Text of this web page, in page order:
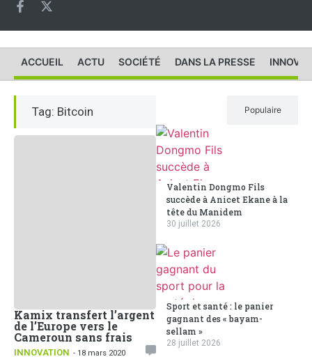
ACCUEIL ACTU SOCIÉTÉ DANS LA PRESSE
Tag: Bitcoin
Kamix transfert l’argent
de l’Europe vers le
Cameroun sans frais
INNOVATION - 18 mars 2020
Populaire
Valentin Dongmo Fils
succède à Anicet Ekane à la
tête du Manidem
30 juillet 2026
Sport et santé : le panier
gagnant des « bayam-
sellam »
28 juillet 2026